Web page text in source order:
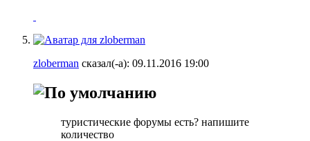
zloberman сказал(-а): 09.11.2016 19:00
туристические форумы есть? напишите
количество